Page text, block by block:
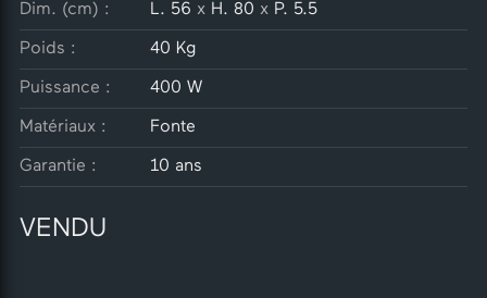
Dim. (cm) : L. 56 x H. 80 x P. 5.5
Poids : 40 Kg
Puissance : 400 W
Matériaux : Fonte
Garantie : 10 ans
VENDU